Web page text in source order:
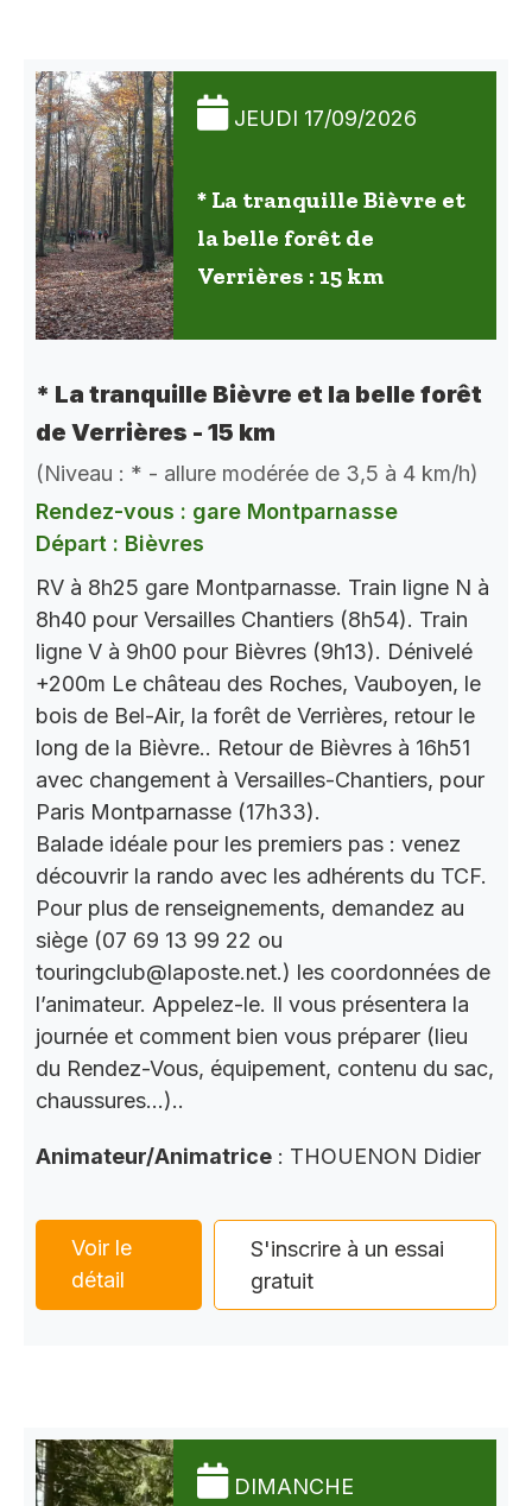
JEUDI 17/09/2026
* La tranquille Bièvre et
la belle forêt de
Verrières : 15 km
* La tranquille Bièvre et la belle forêt
de Verrières - 15 km
(Niveau : * - allure modérée de 3,5 à 4 km/h)
Rendez-vous : gare Montparnasse
Départ : Bièvres
RV à 8h25 gare Montparnasse. Train ligne N à
8h40 pour Versailles Chantiers (8h54). Train
ligne V à 9h00 pour Bièvres (9h13). Dénivelé
+200m Le château des Roches, Vauboyen, le
bois de Bel-Air, la forêt de Verrières, retour le
long de la Bièvre.. Retour de Bièvres à 16h51
avec changement à Versailles-Chantiers, pour
Paris Montparnasse (17h33).
Balade idéale pour les premiers pas : venez
découvrir la rando avec les adhérents du TCF.
Pour plus de renseignements, demandez au
siège (07 69 13 99 22 ou
touringclub@laposte.net.) les coordonnées de
l’animateur. Appelez-le. Il vous présentera la
journée et comment bien vous préparer (lieu
du Rendez-Vous, équipement, contenu du sac,
chaussures…)..
Animateur/Animatrice : THOUENON Didier
Voir le
détail
S'inscrire à un essai
gratuit
DIMANCHE